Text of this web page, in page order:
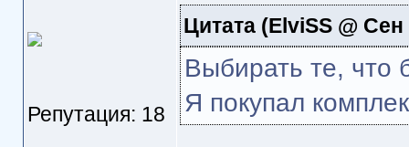
Репутация: 18
Цитата(ElviSS @ Сен
Выбирать те, что
Я покупал